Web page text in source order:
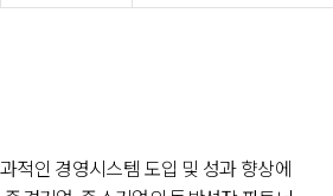
적인 경영시스템 도입 및 성과 향상에